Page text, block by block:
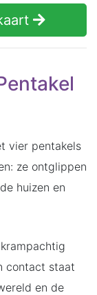
vier pentakels
ze ontglippen
huizen en
contact staat
en de